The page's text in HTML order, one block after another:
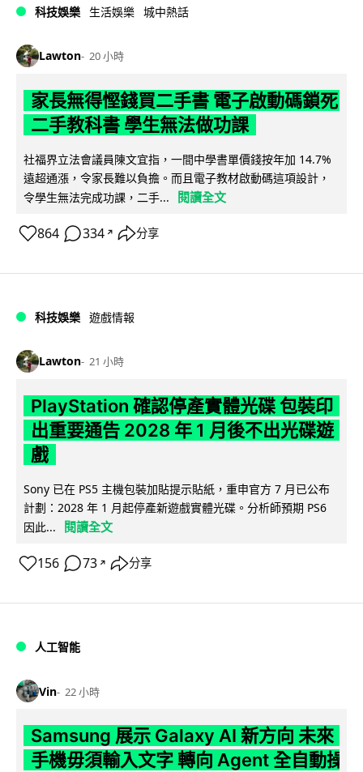
科技娛樂 生活娛樂 城中熱話
Lawton 20 小時
家長無得慳錢買二手書 電子啟動碼鎖死
二手教科書 學生無法做功課
社福界立法會議員陳文宜指，一間中學書單價錢按年加 14.7%
遠超通漲，令家長難以負擔。而且電子教材啟動碼這項設計，
令學生無法完成功課，二手...
閱讀全文
864 334 ↗ 分享
科技娛樂 遊戲情報
Lawton 21 小時
PlayStation 確認停產實體光碟 包裝印
出重要通告 2028 年 1 月後不出光碟遊
戲
Sony 已在 PS5 主機包裝加貼提示貼紙，重申官方 7 月已公布
計劃：2028 年 1 月起停產新遊戲實體光碟。分析師預期 PS6
因此...
閱讀全文
156 73 ↗ 分享
人工智能
Vin 22 小時
Samsung 展示 Galaxy AI 新方向 未來
手機毋須輸入文字 轉向 Agent 全自動操